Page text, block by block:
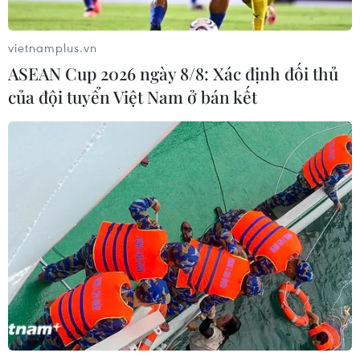
TIN CÙNG CHUYÊN MỤC
Cứu sống trẻ sinh cực non 25 tuần
thai, nặng gần 700 gram
09/08/2026 04:44
Đầu tư cho sức khỏe từ phòng bệnh
đến hạ tầng y tế
09/08/2026 03:29
Quy định chức năng, nhiệm vụ,
quyền hạn và cơ cấu tổ chức của Bộ Y
vietnamplus.vn
ASEAN Cup 2026 ngày 8/8: Xác định đối thủ
của đội tuyển Việt Nam ở bán kết